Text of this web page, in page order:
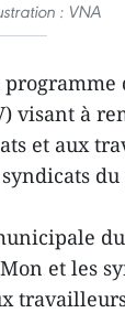
: VNA
visant à
et aux
du
et les